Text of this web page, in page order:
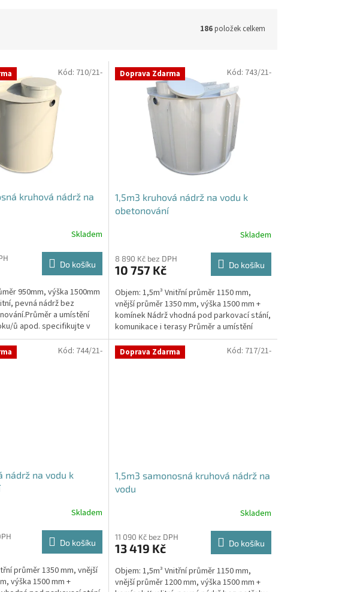
186položek celkem
kruhová nádrž na
Skladem
Do košíku
950mm, výška 1500mm
pevná nádrž bez
a umístění
ů apod. specifikujte v
krok...
Kód: 710/21- Doprava Zdarma
1,5m3 kruhová nádrž na vodu k
obetonování
Skladem
8 890 Kč bez DPH
10 757 Kč Do košíku
Objem: 1,5m³ Vnitřní průměr 1150 mm,
vnější průměr 1350 mm, výška 1500 mm +
komínek Nádrž vhodná pod parkovací stání,
komunikace i terasy Průměr a umístění
přítoku/ů, odtoku/ů...
Kód: 743/21-
nádrž na vodu k
Skladem
Do košíku
průměr 1350 mm, vnější
výška 1500 mm +
Kód: 744/21- Doprava Zdarma
1,5m3 samonosná kruhová nádrž na
vodu
produktu
je
z
5
Skladem
11 090 Kč bez DPH
13 419 Kč Do košíku
Objem: 1,5m³ Vnitřní průměr 1150 mm,
vnější průměr 1200 mm, výška 1500 mm +
Kód: 717/21-